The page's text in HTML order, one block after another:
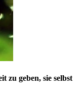
zu geben, sie selbst